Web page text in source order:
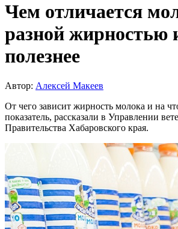
Чем отличается
разной жирностью
полезнее
Автор: Алексей Макеев
От чего зависит жирность молока и на
показатель, рассказали в Управлении
Правительства Хабаровского края.